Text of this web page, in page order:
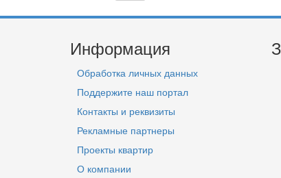
Информация
Обработка личных данных
Поддержите наш портал
Контакты и реквизиты
Рекламные партнеры
Проекты квартир
О компании